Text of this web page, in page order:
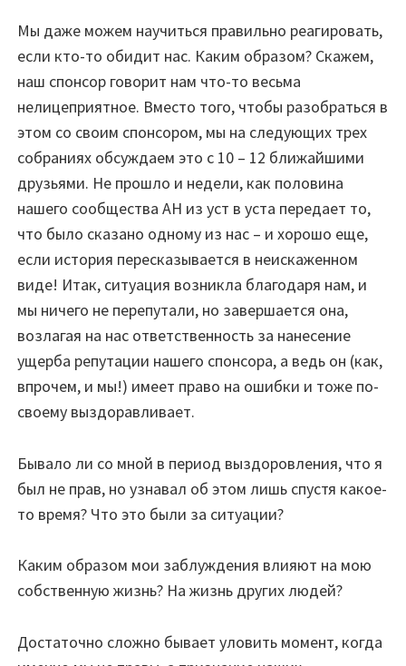
Мы даже можем научиться правильно реагировать,
если кто-то обидит нас. Каким образом? Скажем,
наш спонсор говорит нам что-то весьма
нелицеприятное. Вместо того, чтобы разобраться в
этом со своим спонсором, мы на следующих трех
собраниях обсуждаем это с 10 – 12 ближайшими
друзьями. Не прошло и недели, как половина
нашего сообщества АН из уст в уста передает то,
что было сказано одному из нас – и хорошо еще,
если история пересказывается в неискаженном
виде! Итак, ситуация возникла благодаря нам, и
мы ничего не перепутали, но завершается она,
возлагая на нас ответственность за нанесение
ущерба репутации нашего спонсора, а ведь он (как,
впрочем, и мы!) имеет право на ошибки и тоже по-
своему выздоравливает.
Бывало ли со мной в период выздоровления, что я
был не прав, но узнавал об этом лишь спустя какое-
то время? Что это были за ситуации?
Каким образом мои заблуждения влияют на мою
собственную жизнь? На жизнь других людей?
Достаточно сложно бывает уловить момент, когда